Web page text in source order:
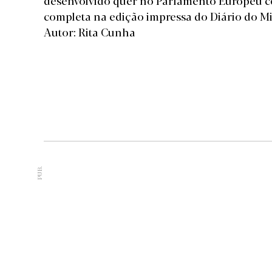
completa na edição impressa do Diário do
Autor: Rita Cunha
PUB.